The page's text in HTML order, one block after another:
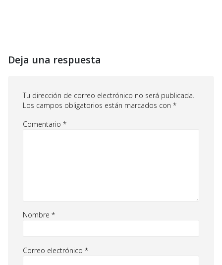
Deja una respuesta
Tu dirección de correo electrónico no será publicada.
Los campos obligatorios están marcados con *
Comentario *
Nombre *
Correo electrónico *